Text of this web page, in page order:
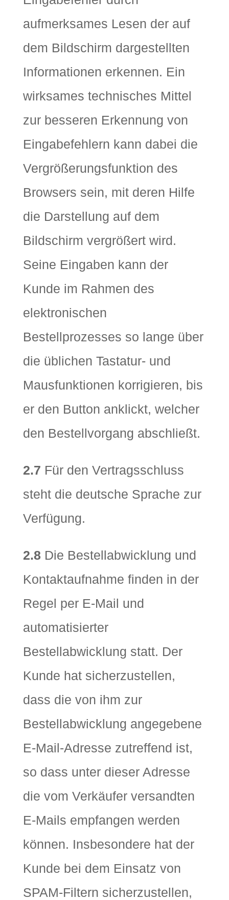
aufmerksames Lesen der auf
dem Bildschirm dargestellten
Informationen erkennen. Ein
wirksames technisches Mittel
zur besseren Erkennung von
Eingabefehlern kann dabei die
Vergrößerungsfunktion des
Browsers sein, mit deren Hilfe
die Darstellung auf dem
Bildschirm vergrößert wird.
Seine Eingaben kann der
Kunde im Rahmen des
elektronischen
Bestellprozesses so lange über
die üblichen Tastatur- und
Mausfunktionen korrigieren, bis
er den Button anklickt, welcher
den Bestellvorgang abschließt.
2.7 Für den Vertragsschluss
steht die deutsche Sprache zur
Verfügung.
2.8 Die Bestellabwicklung und
Kontaktaufnahme finden in der
Regel per E-Mail und
automatisierter
Bestellabwicklung statt. Der
Kunde hat sicherzustellen,
dass die von ihm zur
Bestellabwicklung angegebene
E-Mail-Adresse zutreffend ist,
so dass unter dieser Adresse
die vom Verkäufer versandten
E-Mails empfangen werden
können. Insbesondere hat der
Kunde bei dem Einsatz von
SPAM-Filtern sicherzustellen,